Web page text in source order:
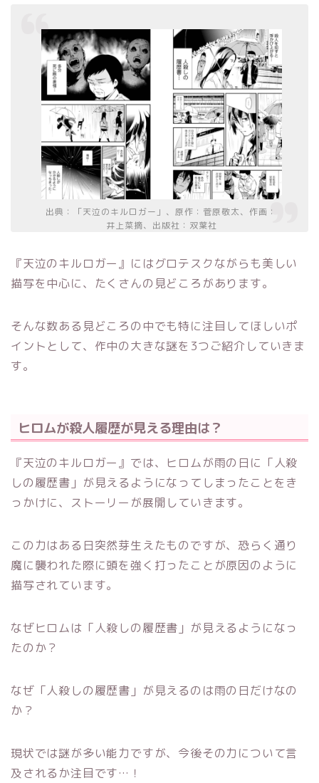
出典：「天泣のキルロガー」、原作：菅原敬太、作画：
井上菜摘、出版社：双葉社
『天泣のキルロガー』にはグロテスクながらも美しい
描写を中心に、たくさんの見どころがあります。
そんな数ある見どころの中でも特に注目してほしいポ
イントとして、作中の大きな謎を3つご紹介していきま
す。
ヒロムが殺人履歴が見える理由は？
『天泣のキルロガー』では、ヒロムが雨の日に「人殺
しの履歴書」が見えるようになってしまったことをき
っかけに、ストーリーが展開していきます。
この力はある日突然芽生えたものですが、恐らく通り
魔に襲われた際に頭を強く打ったことが原因のように
描写されています。
なぜヒロムは「人殺しの履歴書」が見えるようになっ
たのか？
なぜ「人殺しの履歴書」が見えるのは雨の日だけなの
か？
現状では謎が多い能力ですが、今後その力について言
及されるか注目です…！